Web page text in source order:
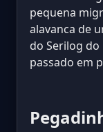
pequena
alavanca de
do Serilog do
passado em